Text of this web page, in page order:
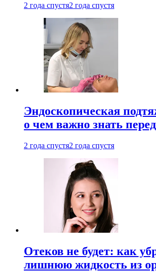
2 года спустя2 года спустя
Эндоскопическая
о чем важно знать
2 года спустя2 года спустя
Отеков не будет: как
лишнюю жидкость из